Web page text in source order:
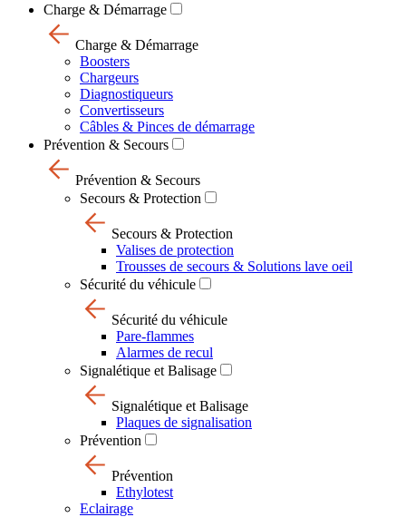
Charge & Démarrage
Charge & Démarrage
Boosters
Chargeurs
Diagnostiqueurs
Convertisseurs
Câbles & Pinces de démarrage
Prévention & Secours
Prévention & Secours
Secours & Protection
Secours & Protection
Valises de protection
Trousses de secours & Solutions lave oeil
Sécurité du véhicule
Sécurité du véhicule
Pare-flammes
Alarmes de recul
Signalétique et Balisage
Signalétique et Balisage
Plaques de signalisation
Prévention
Prévention
Ethylotest
Eclairage